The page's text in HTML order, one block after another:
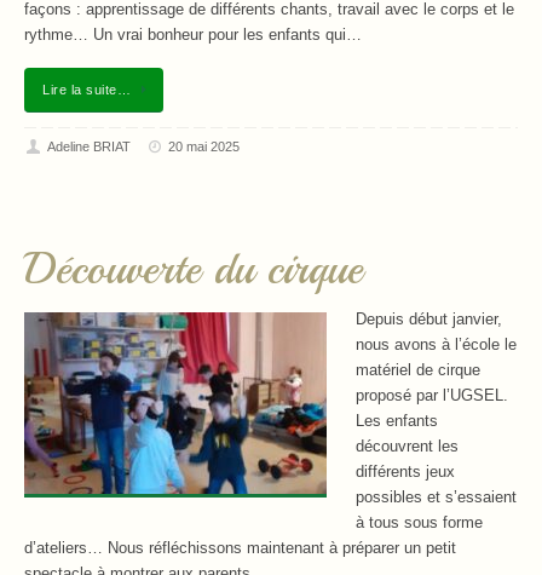
façons : apprentissage de différents chants, travail avec le corps et le
rythme… Un vrai bonheur pour les enfants qui…
Lire la suite…
Adeline BRIAT 20 mai 2025
Découverte du cirque
Depuis début janvier,
nous avons à l’école le
matériel de cirque
proposé par l’UGSEL.
Les enfants
découvrent les
différents jeux
possibles et s’essaient
à tous sous forme
d’ateliers… Nous réfléchissons maintenant à préparer un petit